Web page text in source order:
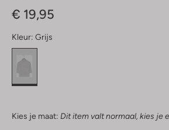
€ 19,95
Kleur: Grijs
Kies je maat: Dit item valt normaal, kies je